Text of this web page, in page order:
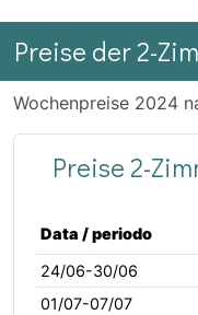
Preise der 2-
Wochenpreise 2024
Preise 2-
Data / periodo
24/06-30/06
01/07-07/07